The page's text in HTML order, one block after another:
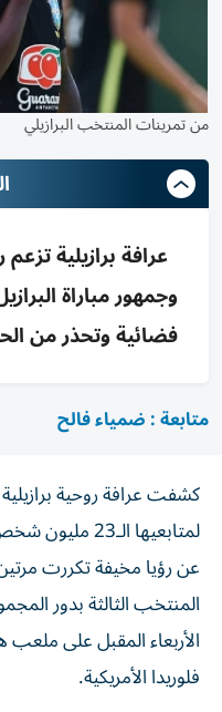
من تمرينات المنتخب البرازيلي
عرافة برازيلية
وجمهور مباراة
فضائية وتحذر من
متابعة : ضمياء فالح
كشفت عرافة روحية
لمتابعيها
عن رؤيا مخيفة تكررت
المنتخب الثالثة بدور
الأربعاء المقبل على
فلوريدا الأمريكية.